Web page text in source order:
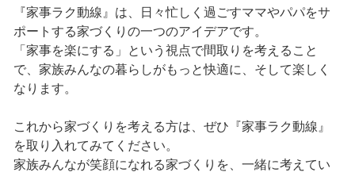
『家事ラク動線』は、日々忙しく過ごすママやパパをサ
ポートする家づくりの一つのアイデアです。
「家事を楽にする」という視点で間取りを考えること
で、家族みんなの暮らしがもっと快適に、そして楽しく
なります。
これから家づくりを考える方は、ぜひ『家事ラク動線』
を取り入れてみてください。
家族みんなが笑顔になれる家づくりを、一緒に考えてい